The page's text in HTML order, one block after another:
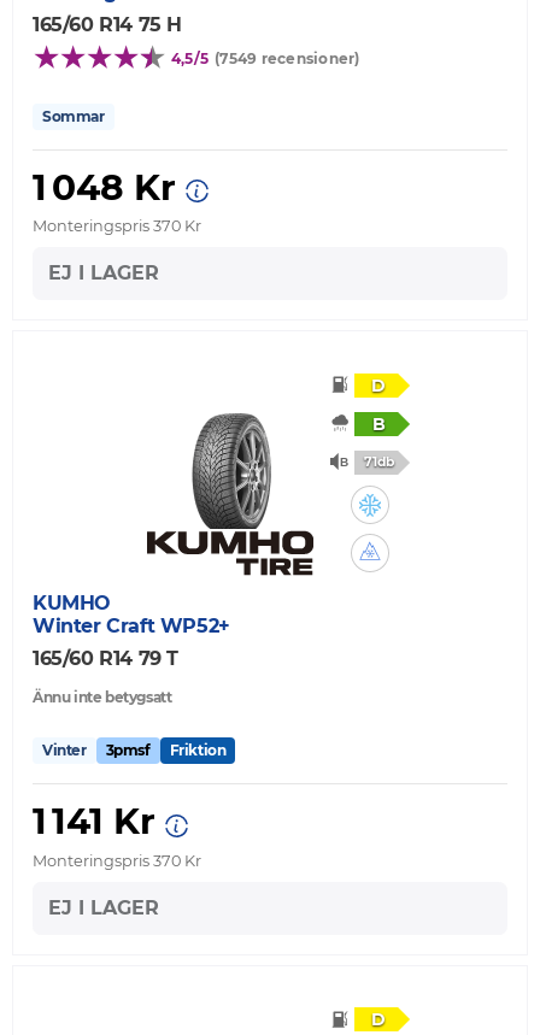
165/60 R14 75 H
4,5/5 (7549 recensioner)
Sommar
1 048 Kr
Monteringspris 370 Kr
EJ I LAGER
D
B
71db
KUMHO
Winter Craft WP52+
165/60 R14 79 T
Ännu inte betygsatt
Vinter 3pmsf Friktion
1 141 Kr
Monteringspris 370 Kr
EJ I LAGER
D